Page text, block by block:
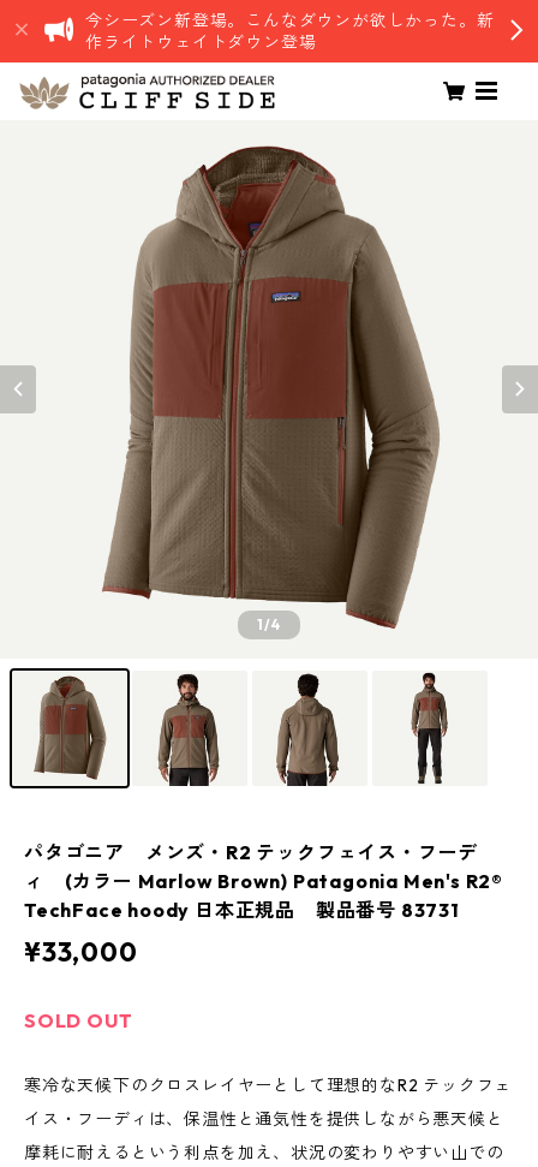
今シーズン新登場。こんなダウンが欲しかった。新
作ライトウェイトダウン登場
1/4
パタゴニア メンズ・R2 テックフェイス・フーデ
ィ (カラー Marlow Brown) Patagonia Men's R2®
TechFace hoody 日本正規品 製品番号 83731
¥33,000
SOLD OUT
寒冷な天候下のクロスレイヤーとして理想的なR2 テックフェ
イス・フーディは、保温性と通気性を提供しながら悪天候と
摩耗に耐えるという利点を加え、状況の変わりやすい山での